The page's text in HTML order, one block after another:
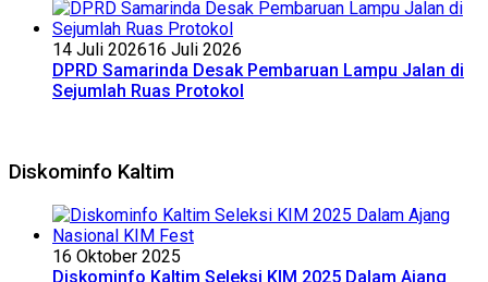
14 Juli 202616 Juli 2026
DPRD Samarinda Desak Pembaruan Lampu Jalan di
Sejumlah Ruas Protokol
Diskominfo Kaltim
16 Oktober 2025
Diskominfo Kaltim Seleksi KIM 2025 Dalam Ajang